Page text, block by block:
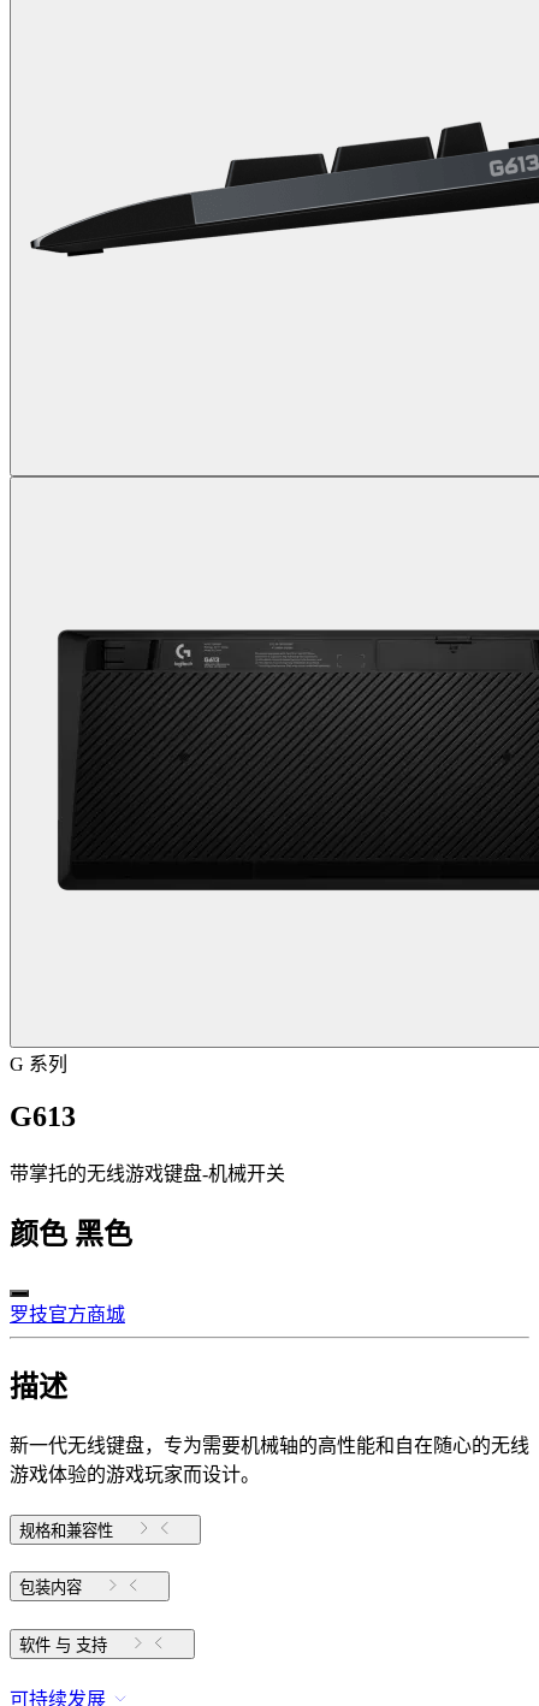
G 系列
G613
带掌托的无线游戏键盘-机械开关
颜色 黑色
罗技官方商城
描述
新一代无线键盘，专为需要机械轴的高性能和自在随心的无线
游戏体验的游戏玩家而设计。
规格和兼容性
包装内容
软件 与 支持
可持续发展